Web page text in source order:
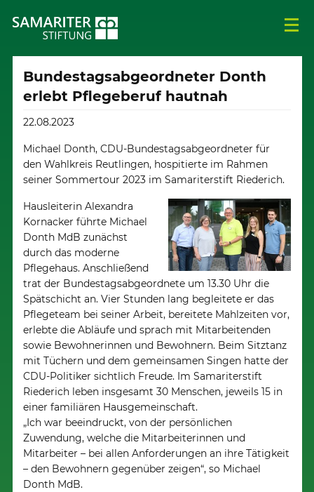
Bundestagsabgeordneter Donth
erlebt Pflegeberuf hautnah
22.08.2023
Michael Donth, CDU-Bundestagsabgeordneter für
den Wahlkreis Reutlingen, hospitierte im Rahmen
seiner Sommertour 2023 im Samariterstift Riederich.
Hausleiterin Alexandra
Kornacker führte Michael
Donth MdB zunächst
durch das moderne
Pflegehaus. Anschließend
trat der Bundestagsabgeordnete um 13.30 Uhr die
Spätschicht an. Vier Stunden lang begleitete er das
Pflegeteam bei seiner Arbeit, bereitete Mahlzeiten vor,
erlebte die Abläufe und sprach mit Mitarbeitenden
sowie Bewohnerinnen und Bewohnern. Beim Sitztanz
mit Tüchern und dem gemeinsamen Singen hatte der
CDU-Politiker sichtlich Freude. Im Samariterstift
Riederich leben insgesamt 30 Menschen, jeweils 15 in
einer familiären Hausgemeinschaft.
„Ich war beeindruckt, von der persönlichen
Zuwendung, welche die Mitarbeiterinnen und
Mitarbeiter – bei allen Anforderungen an ihre Tätigkeit
– den Bewohnern gegenüber zeigen“, so Michael
Donth MdB.